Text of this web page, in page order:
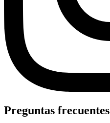
Preguntas frecuentes